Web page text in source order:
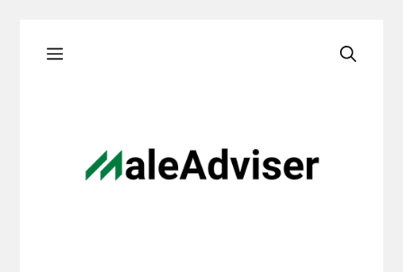
Menu